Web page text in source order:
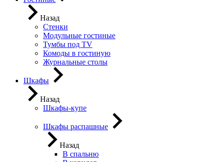
Назад
Стенки
Модульные гостиные
Тумбы под ТV
Комоды в гостиную
Журнальные столы
Шкафы
Назад
Шкафы-купе
Шкафы распашные
Назад
В спальню